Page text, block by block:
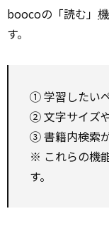
boocoの「読む」
す。
① 学習したい
② 文字サイズ
③ 書籍内検索
※ これらの機
す。